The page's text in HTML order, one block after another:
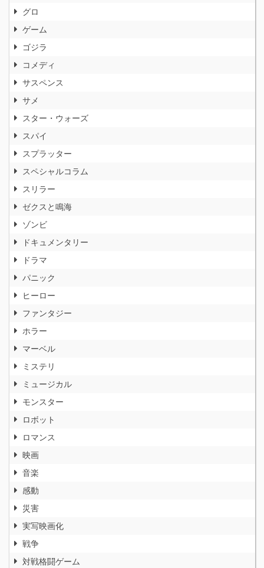
グロ
ゲーム
ゴジラ
コメディ
サスペンス
サメ
スター・ウォーズ
スパイ
スプラッター
スペシャルコラム
スリラー
ゼクスと鳴海
ゾンビ
ドキュメンタリー
ドラマ
パニック
ヒーロー
ファンタジー
ホラー
マーベル
ミステリ
ミュージカル
モンスター
ロボット
ロマンス
映画
音楽
感動
災害
実写映画化
戦争
対戦格闘ゲーム